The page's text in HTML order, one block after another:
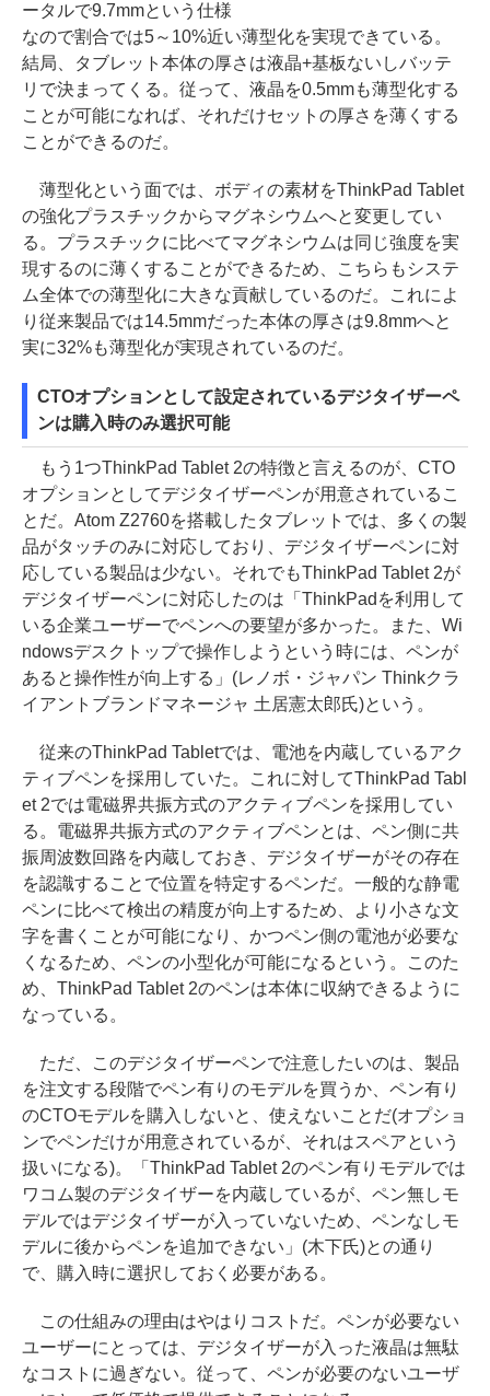
ータルで9.7mmという仕様
なので割合では5～10%近い薄型化を実現できている。
結局、タブレット本体の厚さは液晶+基板ないしバッテ
リで決まってくる。従って、液晶を0.5mmも薄型化する
ことが可能になれば、それだけセットの厚さを薄くする
ことができるのだ。
薄型化という面では、ボディの素材をThinkPad Tablet
の強化プラスチックからマグネシウムへと変更してい
る。プラスチックに比べてマグネシウムは同じ強度を実
現するのに薄くすることができるため、こちらもシステ
ム全体での薄型化に大きな貢献しているのだ。これによ
り従来製品では14.5mmだった本体の厚さは9.8mmへと
実に32%も薄型化が実現されているのだ。
CTOオプションとして設定されているデジタイザーペ
ンは購入時のみ選択可能
もう1つThinkPad Tablet 2の特徴と言えるのが、CTO
オプションとしてデジタイザーペンが用意されているこ
とだ。Atom Z2760を搭載したタブレットでは、多くの製
品がタッチのみに対応しており、デジタイザーペンに対
応している製品は少ない。それでもThinkPad Tablet 2が
デジタイザーペンに対応したのは「ThinkPadを利用して
いる企業ユーザーでペンへの要望が多かった。また、Wi
ndowsデスクトップで操作しようという時には、ペンが
あると操作性が向上する」(レノボ・ジャパン Thinkクラ
イアントブランドマネージャ 土居憲太郎氏)という。
従来のThinkPad Tabletでは、電池を内蔵しているアク
ティブペンを採用していた。これに対してThinkPad Tabl
et 2では電磁界共振方式のアクティブペンを採用してい
る。電磁界共振方式のアクティブペンとは、ペン側に共
振周波数回路を内蔵しておき、デジタイザーがその存在
を認識することで位置を特定するペンだ。一般的な静電
ペンに比べて検出の精度が向上するため、より小さな文
字を書くことが可能になり、かつペン側の電池が必要な
くなるため、ペンの小型化が可能になるという。このた
め、ThinkPad Tablet 2のペンは本体に収納できるように
なっている。
ただ、このデジタイザーペンで注意したいのは、製品
を注文する段階でペン有りのモデルを買うか、ペン有り
のCTOモデルを購入しないと、使えないことだ(オプショ
ンでペンだけが用意されているが、それはスペアという
扱いになる)。「ThinkPad Tablet 2のペン有りモデルでは
ワコム製のデジタイザーを内蔵しているが、ペン無しモ
デルではデジタイザーが入っていないため、ペンなしモ
デルに後からペンを追加できない」(木下氏)との通り
で、購入時に選択しておく必要がある。
この仕組みの理由はやはりコストだ。ペンが必要ない
ユーザーにとっては、デジタイザーが入った液晶は無駄
なコストに過ぎない。従って、ペンが必要のないユーザ